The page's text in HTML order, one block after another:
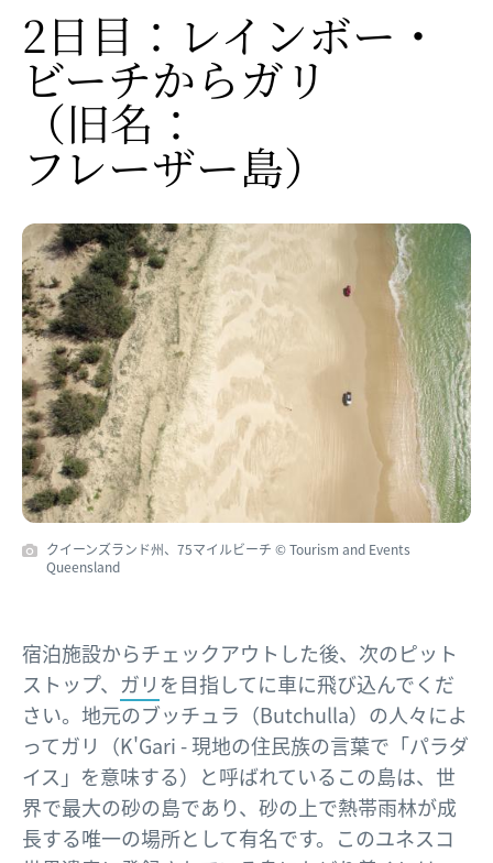
2日目：レインボー・
ビーチから​ガリ​
（旧名：
フレーザー島）
クイーンズランド州、75マイルビーチ © Tourism and Events
Queensland
宿泊施設からチェックアウトした後、次のピット
ストップ、 ガリ を目指してに車に飛び込んでくだ
さい。地元のブッチュラ（Butchulla）の人々によ
ってガリ（K'Gari - 現地の住民族の言葉で「パラダ
イス」を意味する）と呼ばれているこの島は、世
界で最大の砂の島であり、砂の上で熱帯雨林が成
長する唯一の場所として有名です。このユネスコ